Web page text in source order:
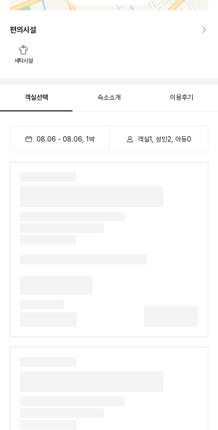
편의시설
세탁시설
객실선택 숙소소개 이용후기
08.06 - 08.06 1 박 객실1, 성인2, 아동0